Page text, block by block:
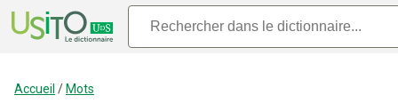
Accueil / Mots